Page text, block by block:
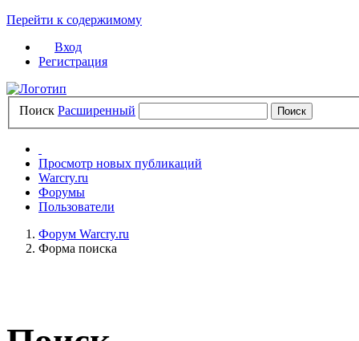
Перейти к содержимому
Вход
Регистрация
Поиск Расширенный
Просмотр новых публикаций
Warcry.ru
Форумы
Пользователи
Форум Warcry.ru
Форма поиска